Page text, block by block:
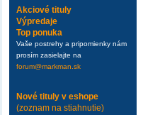
Akciové tituly
Výpredaje
Top ponuka
Vaše postrehy a pripomienky nám
prosím zasielajte na
forum@markman.sk
Nové tituly v eshope
(zoznam na stiahnutie)